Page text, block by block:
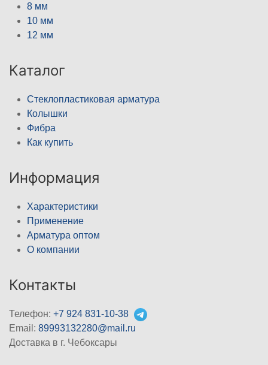
8 мм
10 мм
12 мм
Каталог
Стеклопластиковая арматура
Колышки
Фибра
Как купить
Информация
Характеристики
Применение
Арматура оптом
О компании
Контакты
Телефон: +7 924 831-10-38
Email: 89993132280@mail.ru
Доставка в г. Чебоксары